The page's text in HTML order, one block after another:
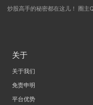
炒股高手的秘密都在这儿！ 圈主
关于
关于我们
免责申明
平台优势